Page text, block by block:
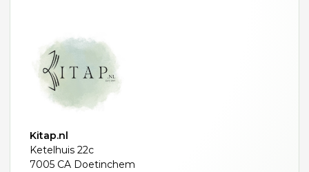
Kitap.nl
Ketelhuis 22c
7005 CA Doetinchem